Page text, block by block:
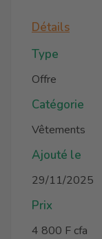
Détails
Type
Offre
Catégorie
Vêtements
Ajouté le
29/11/2025
Prix
4 800 F cfa